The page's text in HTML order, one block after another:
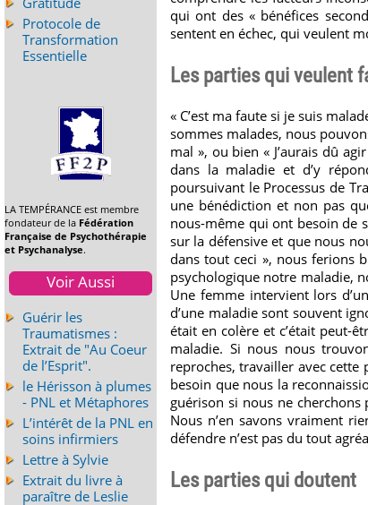
qui ont des « bénéfices
sentent en échec, qui veulent
Les parties qui veulent
« C’est ma faute si je suis
sommes malades, nous
mal », ou bien « J’aurais dû
dans la maladie et d’y
poursuivant le Processus de
une bénédiction et non pas
nous-même qui ont besoin de
sur la défensive et que nous
dans tout ceci », nous ferions
psychologique notre maladie,
Une femme intervient lors
d’une maladie sont souvent
était en colère et c’était peut-
maladie. Si nous nous
reproches, travailler avec
besoin que nous la
guérison si nous ne
Nous n’en savons vraiment
défendre n’est pas du tout
Les parties qui doutent
Protocole de
Transformation
Essentielle
LA TEMPÉRANCE est membre
fondateur de la Fédération
Française de Psychothérapie
et Psychanalyse.
Voir Aussi
Guérir les
Traumatismes :
Extrait de "Au Coeur
de l’Esprit".
le Hérisson à plumes
- PNL et Métaphores
L’intérêt de la PNL en
soins infirmiers
Lettre à Sylvie
Extrait du livre à
paraître de Leslie